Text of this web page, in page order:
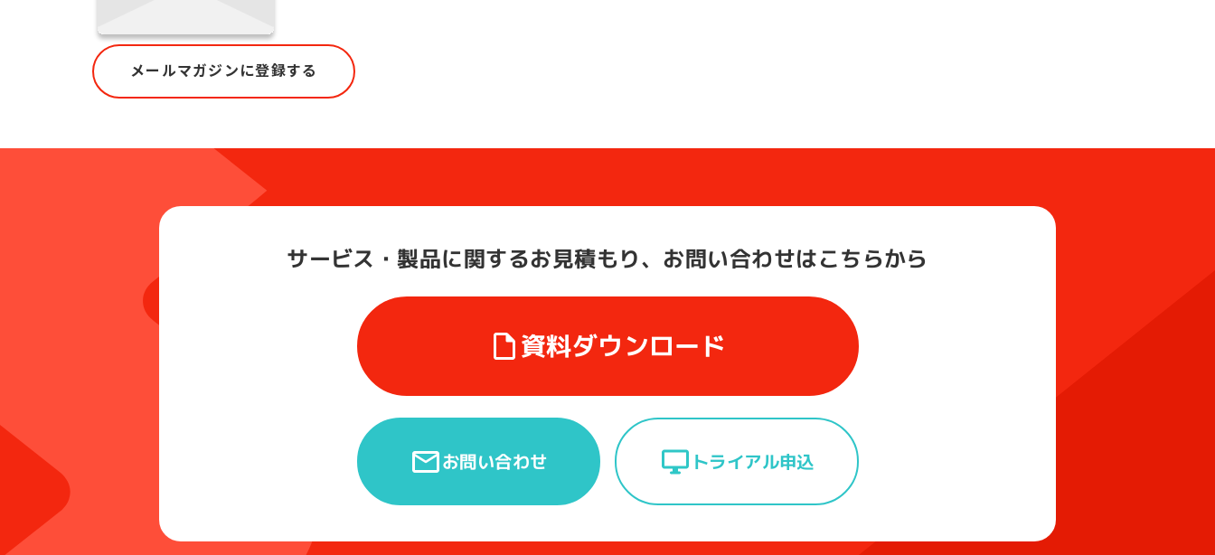
メールマガジンに登録する
サービス・製品に関するお見積もり、お問い合わせはこちらから
資料ダウンロード
お問い合わせ トライアル申込